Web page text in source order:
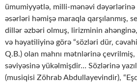
ümumiyyətlə, milli-mənəvi dəyərlərinə
əsərləri həmişə maraqla qarşılanmış,
dillər əzbəri olmuş, lirizminin
və həyatiliyinə görə “sözləri dür,
Q.B.) olan mahnı mətnlərinə çevrilmiş,
səviyəsinə yükəlmişdir… Sözlərinə
(musiqisi Zöhrab Abdullayevindir),